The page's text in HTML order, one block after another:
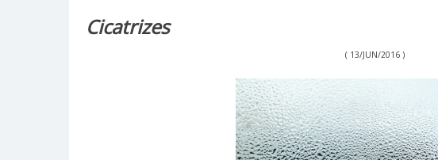
Cicatrizes
( 13/JUN/2016 )